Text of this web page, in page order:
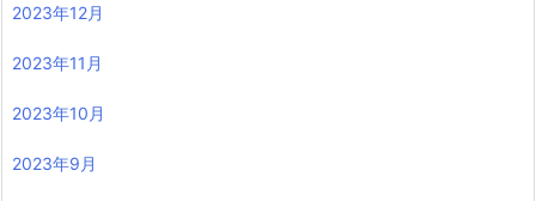
2023年12月
2023年11月
2023年10月
2023年9月